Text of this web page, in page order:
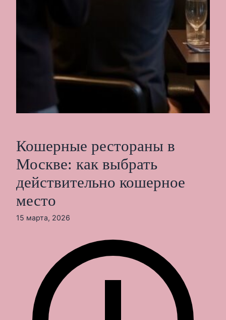
Кошерные рестораны в
Москве: как выбрать
действительно кошерное
место
15 марта, 2026